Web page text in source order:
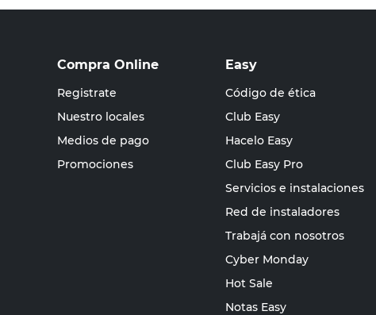
Compra Online
Registrate
Nuestro locales
Medios de pago
Promociones
Easy
Código de ética
Club Easy
Hacelo Easy
Club Easy Pro
Servicios e instalaciones
Red de instaladores
Trabajá con nosotros
Cyber Monday
Hot Sale
Notas Easy